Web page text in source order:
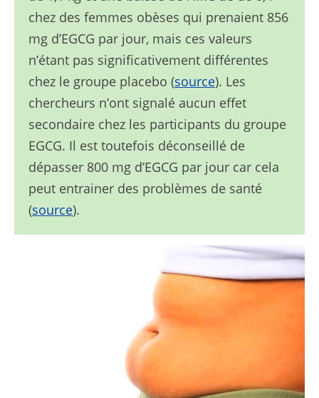
chez des femmes obèses qui prenaient 856
mg d’EGCG par jour, mais ces valeurs
n’étant pas significativement différentes
chez le groupe placebo (source). Les
chercheurs n’ont signalé aucun effet
secondaire chez les participants du groupe
EGCG. Il est toutefois déconseillé de
dépasser 800 mg d’EGCG par jour car cela
peut entrainer des problèmes de santé
(source).